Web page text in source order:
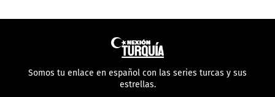
Somos tu enlace en español con las series turcas y sus
estrellas.